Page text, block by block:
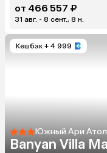
от 466 557 ₽
31 авг. - 8 сент., 8 н.
Кешбэк + 4 999
Южный Ари
Banyan Villa